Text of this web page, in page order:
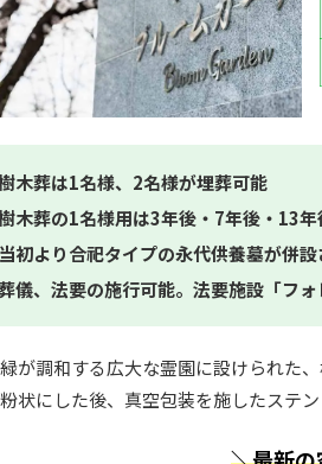
木葬は1名様、2名様が埋葬可能
木葬の1名様用は3年後・7年後・13
当初より合祀タイプの永代供養墓が併設
儀、法要の施行可能。法要施設「フ
が調和する広大な霊園に設けられた
状にした後、真空包装を施したステ